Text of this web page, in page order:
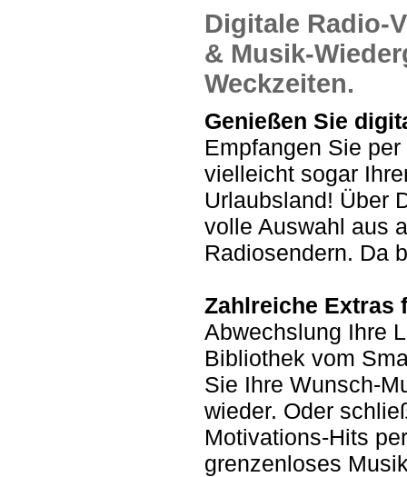
Digitale Radio-
& Musik-
Weckzeiten.
Genießen Sie
Empfangen Sie
vielleicht sogar
Urlaubsland! Über
volle Auswahl aus
Radiosendern. Da
Zahlreiche Extras
Abwechslung Ihre
Bibliothek vom
Sie Ihre Wunsch-
wieder. Oder
Motivations-Hits
grenzenloses